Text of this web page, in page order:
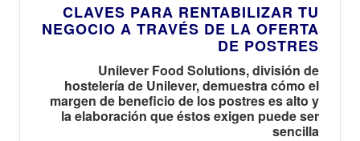
CLAVES PARA RENTABILIZAR TU
NEGOCIO A TRAVÉS DE LA OFERTA
DE POSTRES
Unilever Food Solutions, división de
hostelería de Unilever, demuestra cómo el
margen de beneficio de los postres es alto y
la elaboración que éstos exigen puede ser
sencilla